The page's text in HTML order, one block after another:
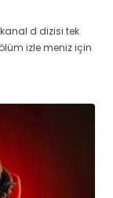
kanal d dizisi tek
izle meniz için